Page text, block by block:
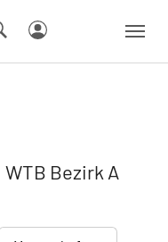
WTB Bezirk A